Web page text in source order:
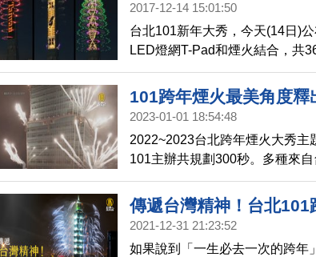
2017-12-14 15:01:50
台北101新年大秀，今天(14日)
LED燈網T-Pad和煙火結合，共
101跨年煙火最美角度釋
2023-01-01 18:54:48
2022~2023台北跨年煙火大秀
101主辦共規劃300秒。多種來
時驚豔四座，包括和平鴿、笑臉
煙技術。
傳遞台灣精神！台北
2021-12-31 21:23:52
如果說到「一生必去一次的跨年